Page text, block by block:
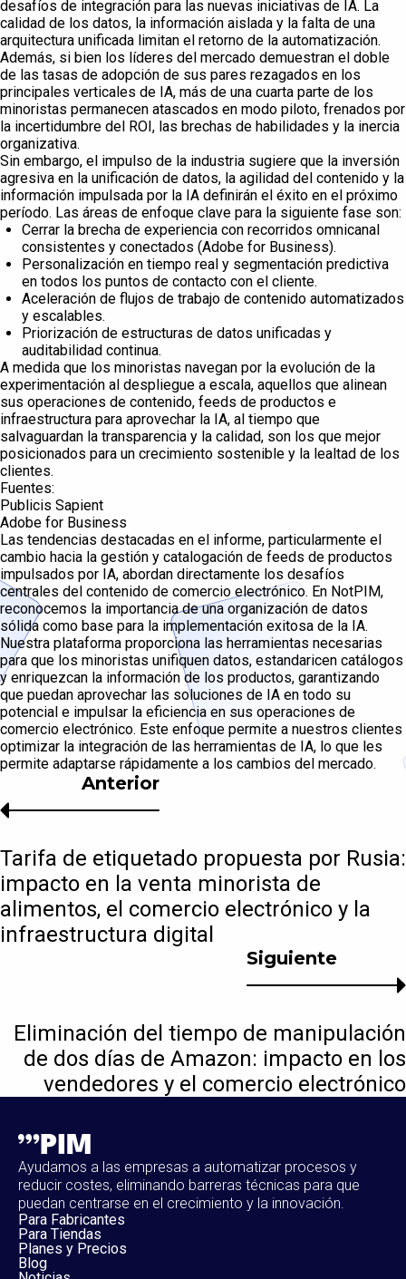
desafíos de integración para las nuevas iniciativas de IA. La
calidad de los datos, la información aislada y la falta de una
arquitectura unificada limitan el retorno de la automatización.
Además, si bien los líderes del mercado demuestran el doble
de las tasas de adopción de sus pares rezagados en los
principales verticales de IA, más de una cuarta parte de los
minoristas permanecen atascados en modo piloto, frenados por
la incertidumbre del ROI, las brechas de habilidades y la inercia
organizativa.
Sin embargo, el impulso de la industria sugiere que la inversión
agresiva en la unificación de datos, la agilidad del contenido y la
información impulsada por la IA definirán el éxito en el próximo
período. Las áreas de enfoque clave para la siguiente fase son:
Cerrar la brecha de experiencia con recorridos omnicanal
consistentes y conectados (Adobe for Business).
Personalización en tiempo real y segmentación predictiva
en todos los puntos de contacto con el cliente.
Aceleración de flujos de trabajo de contenido automatizados
y escalables.
Priorización de estructuras de datos unificadas y
auditabilidad continua.
A medida que los minoristas navegan por la evolución de la
experimentación al despliegue a escala, aquellos que alinean
sus operaciones de contenido, feeds de productos e
infraestructura para aprovechar la IA, al tiempo que
salvaguardan la transparencia y la calidad, son los que mejor
posicionados para un crecimiento sostenible y la lealtad de los
clientes.
Fuentes:
Publicis Sapient
Adobe for Business
Las tendencias destacadas en el informe, particularmente el
cambio hacia la gestión y catalogación de feeds de productos
impulsados por IA, abordan directamente los desafíos
centrales del contenido de comercio electrónico. En NotPIM,
reconocemos la importancia de una organización de datos
sólida como base para la implementación exitosa de la IA.
Nuestra plataforma proporciona las herramientas necesarias
para que los minoristas unifiquen datos, estandaricen catálogos
y enriquezcan la información de los productos, garantizando
que puedan aprovechar las soluciones de IA en todo su
potencial e impulsar la eficiencia en sus operaciones de
comercio electrónico. Este enfoque permite a nuestros clientes
optimizar la integración de las herramientas de IA, lo que les
permite adaptarse rápidamente a los cambios del mercado.
Siguiente
Eliminación del tiempo de manipulación
de dos días de Amazon: impacto en los
vendedores y el comercio electrónico
Anterior
Tarifa de etiquetado propuesta por Rusia:
impacto en la venta minorista de
alimentos, el comercio electrónico y la
infraestructura digital
Ayudamos a las empresas a automatizar procesos y
reducir costes, eliminando barreras técnicas para que
puedan centrarse en el crecimiento y la innovación.
Para Fabricantes
Para Tiendas
Planes y Precios
Blog